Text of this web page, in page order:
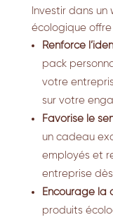
Investir dans
écologique
Renforce
pack
votre
sur votre
Favorise le
un cadeau
employés et
entreprise
Encourage la
produits